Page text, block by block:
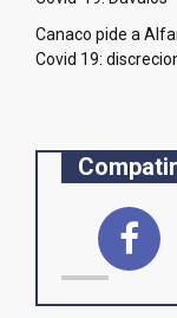
entradas
Canaco pide a
Covid 19:
Compatir